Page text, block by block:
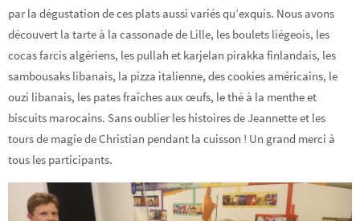
par la dégustation de ces plats aussi variés qu’exquis. Nous avons
découvert la tarte à la cassonade de Lille, les boulets liégeois, les
cocas farcis algériens, les pullah et karjelan pirakka finlandais, les
sambousaks libanais, la pizza italienne, des cookies américains, le
ouzi libanais, les pates fraîches aux œufs, le thé à la menthe et
biscuits marocains. Sans oublier les histoires de Jeannette et les
tours de magie de Christian pendant la cuisson ! Un grand merci à
tous les participants.